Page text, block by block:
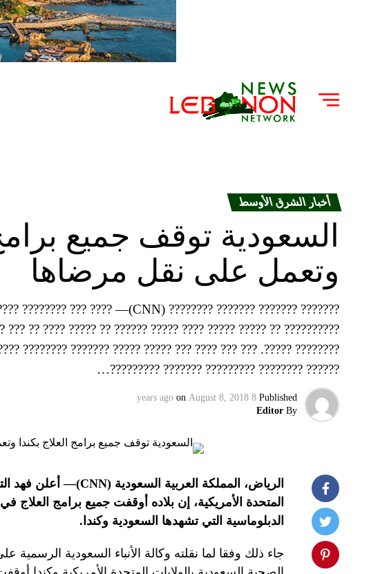
أخبار الشرق الأوسط
السعودية توقف جميع برامج
وتعمل على نقل مرضاها
????? ??????? ?? ???????? ???????
?? ????? ???? ?? ??? ???? ??? ?????? ??????????? ???? ??????
???????? ??????? ??? ???? ???????? ??? ???: “?? ????????
?????? ???????? ????????? ??????? ?????????…
Published
8 years ago
on August 8, 2018
By
Editor
الرياض، المملكة العربية السعودية (CNN)
— أعلن فهد
المتحدة الأمريكية، إن بلاده أوقفت جميع برامج
الدبلوماسية التي تشهدها السعودية وكندا.
جاء ذلك وفقا لما نقلته وكالة الأنباء السعودية